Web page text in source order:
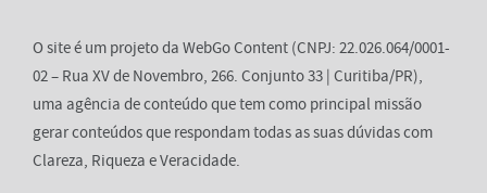
O site é um projeto da WebGo Content (CNPJ: 22.026.064/0001-
02 – Rua XV de Novembro, 266. Conjunto 33 | Curitiba/PR),
uma agência de conteúdo que tem como principal missão
gerar conteúdos que respondam todas as suas dúvidas com
Clareza, Riqueza e Veracidade.